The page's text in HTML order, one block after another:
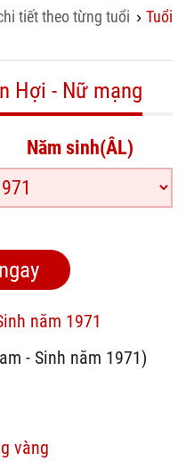
tiết theo từng tuổi › Tuổi
Hợi - Nữ mạng
Năm sinh(ÂL)
năm 1971
- Sinh năm 1971)
vàng